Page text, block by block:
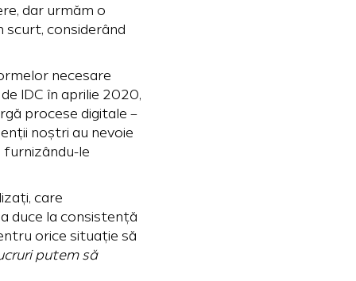
dar urmăm o
scurt, considerând
necesare
IDC în aprilie 2020,
procese digitale –
noștri au nevoie
furnizându-le
care
duce la consistență
orice situație să
putem să